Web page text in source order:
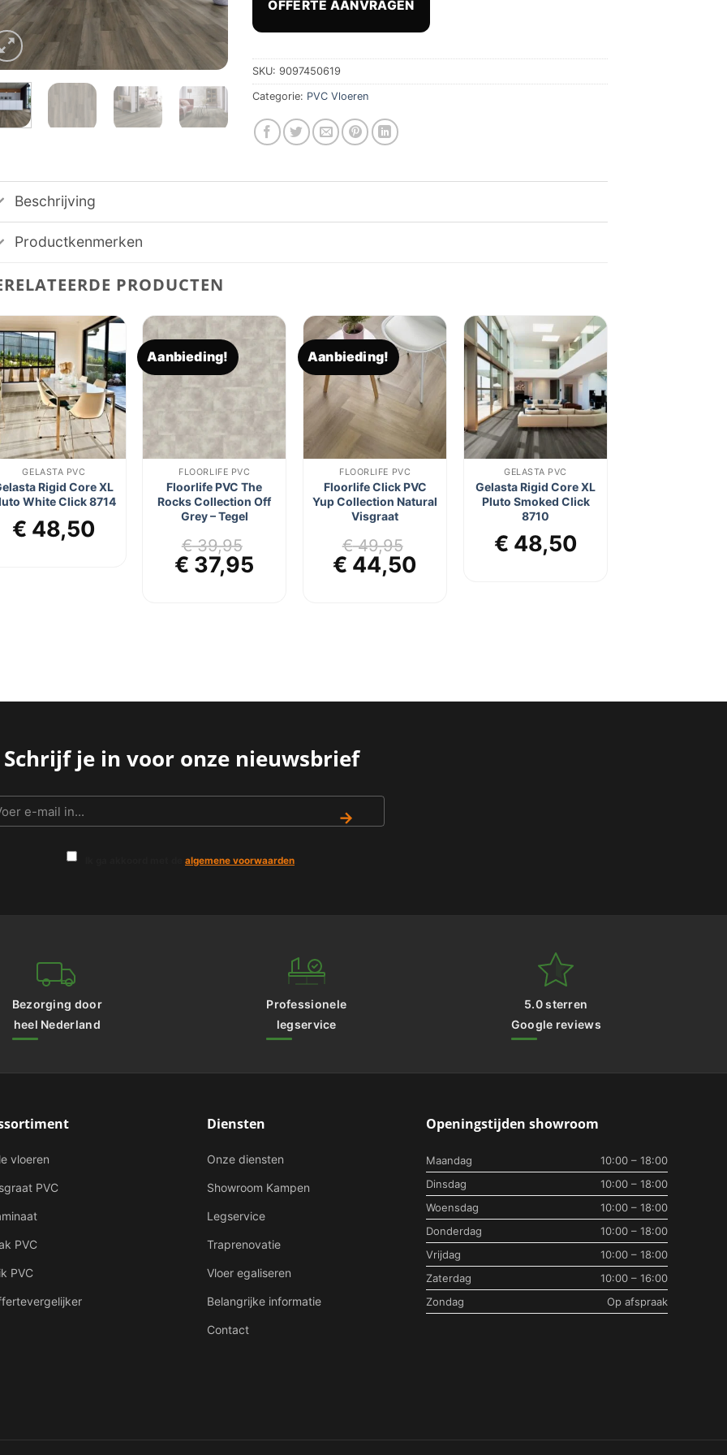
€ 37,95.€ 35,95.
OFFERTE AANVRAGEN
SKU:9097450619
Categorie: PVC Vloeren
Beschrijving
Productkenmerken
PRODUCTEN
Toevoegen
aan
verlanglijst
GELASTA PVC
Rigid Core XL
White Click 8714
€ 48,50
Aanbieding!Toevoegen
verlanglijst
FLOORLIFE PVC
Floorlife PVC The
Rocks Collection Off
Grey – Tegel
€39,95
Oorspronkelijke
prijs
€ 37,95 Huidige
Aanbieding!Toevoegen
verlanglijst
FLOORLIFE PVC
Floorlife Click PVC
Yup Collection Natural
Visgraat
€49,95
Oorspronkelijke
€ 44,50
Toevoegen
aan
verlanglijst
GELASTA PVC
Gelasta Rigid Core XL
Pluto Smoked Click
8710
€ 48,50
Schrijf je in voor onze nieuwsbrief
→
algemene voorwaarden
Bezorging door
heel Nederland
Professionele
legservice
5.0 sterren
Google reviews
vloeren
PVC
PVC
PVC
Diensten
Onze diensten
Showroom Kampen
Legservice
Traprenovatie
Vloer egaliseren
Belangrijke informatie
Contact
Openingstijden showroom
Maandag
10:00 – 18:00
Dinsdag
10:00 – 18:00
Woensdag
10:00 – 18:00
Donderdag
10:00 – 18:00
Vrijdag
10:00 – 18:00
Zaterdag
10:00 – 16:00
Zondag
Op afspraak